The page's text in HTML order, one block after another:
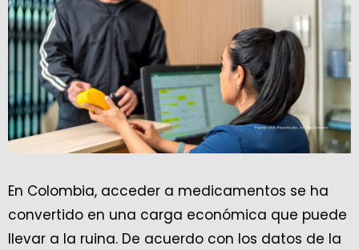
En Colombia, acceder a medicamentos se ha
convertido en una carga económica que puede
llevar a la ruina. De acuerdo con los datos de la